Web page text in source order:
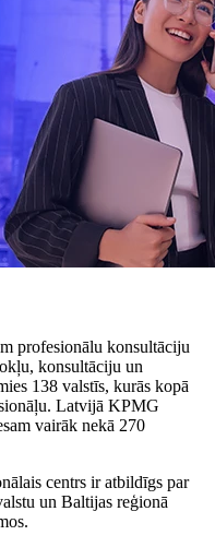
profesionālu konsultāciju
konsultāciju un
138 valstīs, kurās kopā
Latvijā KPMG
vairāk nekā 270
centrs ir atbildīgs par
un Baltijas reģionā